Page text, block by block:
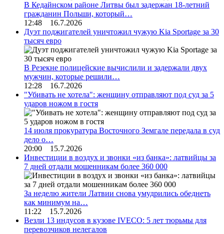
В Кедайнском районе Литвы был задержан 18-летний
гражданин Польши, который…
12:48 16.7.2026
Дуэт поджигателей уничтожил чужую Kia Sportage за 30
тысяч евро
В Резекне полицейские вычислили и задержали двух
мужчин, которые решили…
12:28 16.7.2026
"Убивать не хотела": женщину отправляют под суд за 5
ударов ножом в гостя
14 июля прокуратура Восточного Земгале передала в суд
дело о…
20:00 15.7.2026
Инвестиции в воздух и звонки «из банка»: латвийцы за
7 дней отдали мошенникам более 360 000
За неделю жители Латвии снова умудрились обеднеть
как минимум на…
11:22 15.7.2026
Везли 13 индусов в кузове IVECO: 5 лет тюрьмы для
перевозчиков нелегалов